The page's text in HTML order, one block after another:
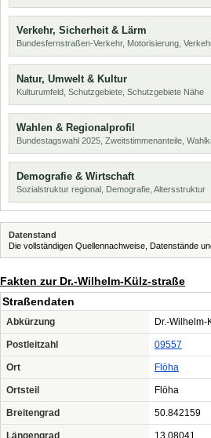
Verkehr, Sicherheit & Lärm
Bundesfernstraßen-Verkehr, Motorisierung,
Natur, Umwelt & Kultur
Kulturumfeld, Schutzgebiete, Schutzgebiete Nähe
Wahlen & Regionalprofil
Bundestagswahl 2025, Zweitstimmenanteile,
Demografie & Wirtschaft
Sozialstruktur regional, Demografie, Altersstruktur
Datenstand
Die vollständigen Quellennachweise, Datenstände
Fakten zur Dr.-Wilhelm-Külz-straße
Straßendaten
Abkürzung Dr.-Wilhelm-
Postleitzahl 09557
Ort Flöha
Ortsteil Flöha
Breitengrad 50.842159
Längengrad 13.08041